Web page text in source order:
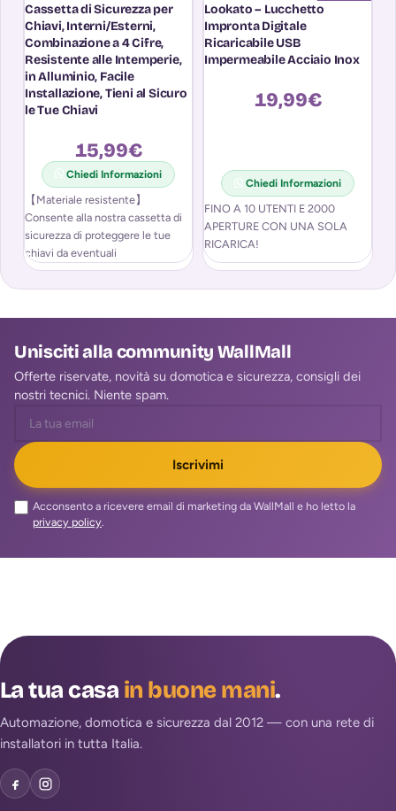
Cassetta di Sicurezza per
Chiavi, Interni/Esterni,
Combinazione a 4 Cifre,
Resistente alle Intemperie,
in Alluminio, Facile
Installazione, Tieni al Sicuro
le Tue Chiavi
15,99€
Chiedi Informazioni
【Materiale resistente】
Consente alla nostra cassetta di
sicurezza di proteggere le tue
chiavi da eventuali
malintenzionati con l’utilizzo di
attrezzi quali
Lookato – Lucchetto
Impronta Digitale
Ricaricabile USB
Impermeabile Acciaio Inox
19,99€
Chiedi Informazioni
FINO A 10 UTENTI E 2000
APERTURE CON UNA SOLA
RICARICA!
Unisciti alla community WallMall
Offerte riservate, novità su domotica e sicurezza, consigli dei
nostri tecnici. Niente spam.
Iscrivimi
Acconsento a ricevere email di marketing da WallMall e ho letto la
privacy policy.
La tua casain buone mani.
Automazione, domotica e sicurezza dal 2012 — con una rete di
installatori in tutta Italia.